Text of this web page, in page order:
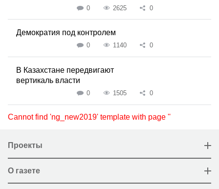
0 2625 0
Демократия под контролем
0 1140 0
В Казахстане передвигают
вертикаль власти
0 1505 0
Cannot find 'ng_new2019' template with page ''
Проекты
О газете